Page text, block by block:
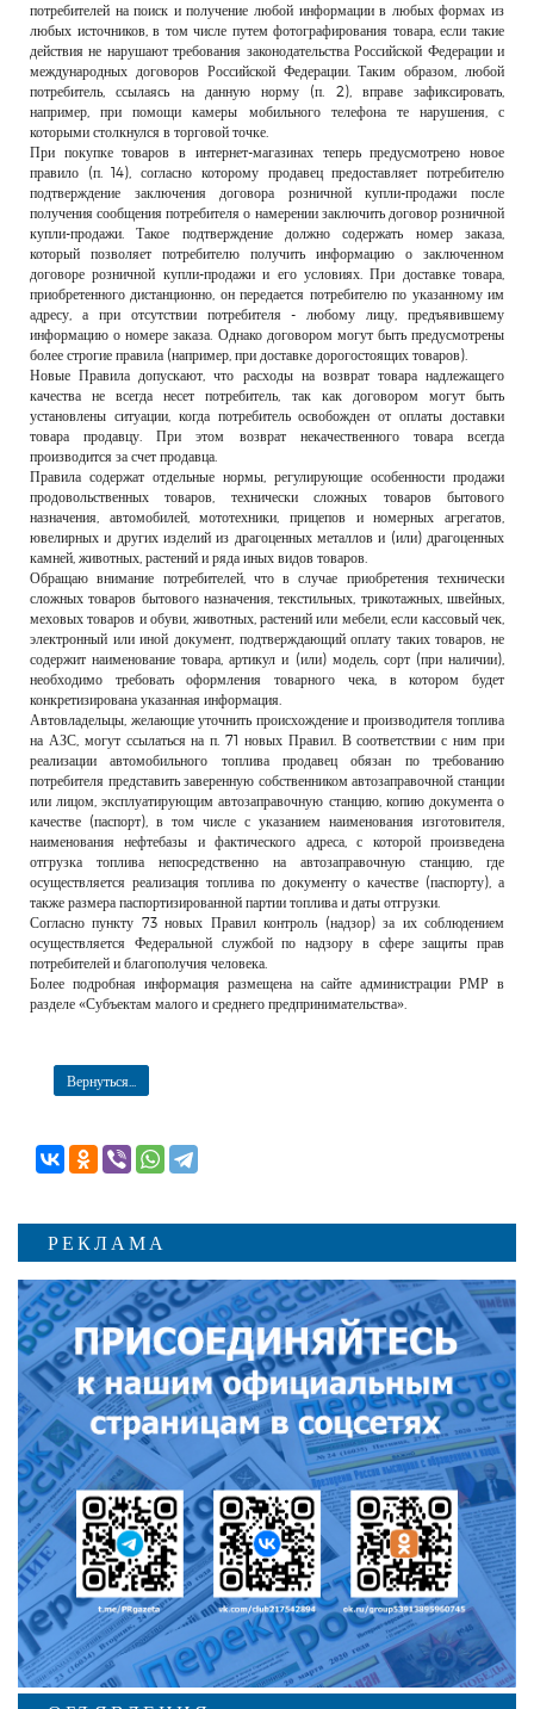
потребителей на поиск и получение любой информации в любых формах из
любых источников, в том числе путем фотографирования товара, если такие
действия не нарушают требования законодательства Российской Федерации и
международных договоров Российской Федерации. Таким образом, любой
потребитель, ссылаясь на данную норму (п. 2), вправе зафиксировать,
например, при помощи камеры мобильного телефона те нарушения, с
которыми столкнулся в торговой точке.
При покупке товаров в интернет-магазинах теперь предусмотрено новое
правило (п. 14), согласно которому продавец предоставляет потребителю
подтверждение заключения договора розничной купли-продажи после
получения сообщения потребителя о намерении заключить договор розничной
купли-продажи. Такое подтверждение должно содержать номер заказа,
который позволяет потребителю получить информацию о заключенном
договоре розничной купли-продажи и его условиях. При доставке товара,
приобретенного дистанционно, он передается потребителю по указанному им
адресу, а при отсутствии потребителя - любому лицу, предъявившему
информацию о номере заказа. Однако договором могут быть предусмотрены
более строгие правила (например, при доставке дорогостоящих товаров).
Новые Правила допускают, что расходы на возврат товара надлежащего
качества не всегда несет потребитель, так как договором могут быть
установлены ситуации, когда потребитель освобожден от оплаты доставки
товара продавцу. При этом возврат некачественного товара всегда
производится за счет продавца.
Правила содержат отдельные нормы, регулирующие особенности продажи
продовольственных товаров, технически сложных товаров бытового
назначения, автомобилей, мототехники, прицепов и номерных агрегатов,
ювелирных и других изделий из драгоценных металлов и (или) драгоценных
камней, животных, растений и ряда иных видов товаров.
Обращаю внимание потребителей, что в случае приобретения технически
сложных товаров бытового назначения, текстильных, трикотажных, швейных,
меховых товаров и обуви, животных, растений или мебели, если кассовый чек,
электронный или иной документ, подтверждающий оплату таких товаров, не
содержит наименование товара, артикул и (или) модель, сорт (при наличии),
необходимо требовать оформления товарного чека, в котором будет
конкретизирована указанная информация.
Автовладельцы, желающие уточнить происхождение и производителя топлива
на АЗС, могут ссылаться на п. 71 новых Правил. В соответствии с ним при
реализации автомобильного топлива продавец обязан по требованию
потребителя представить заверенную собственником автозаправочной станции
или лицом, эксплуатирующим автозаправочную станцию, копию документа о
качестве (паспорт), в том числе с указанием наименования изготовителя,
наименования нефтебазы и фактического адреса, с которой произведена
отгрузка топлива непосредственно на автозаправочную станцию, где
осуществляется реализация топлива по документу о качестве (паспорту), а
также размера паспортизированной партии топлива и даты отгрузки.
Согласно пункту 73 новых Правил контроль (надзор) за их соблюдением
осуществляется Федеральной службой по надзору в сфере защиты прав
потребителей и благополучия человека.
Более подробная информация размещена на сайте администрации РМР в
разделе «Субъектам малого и среднего предпринимательства».
Вернуться...
РЕКЛАМА